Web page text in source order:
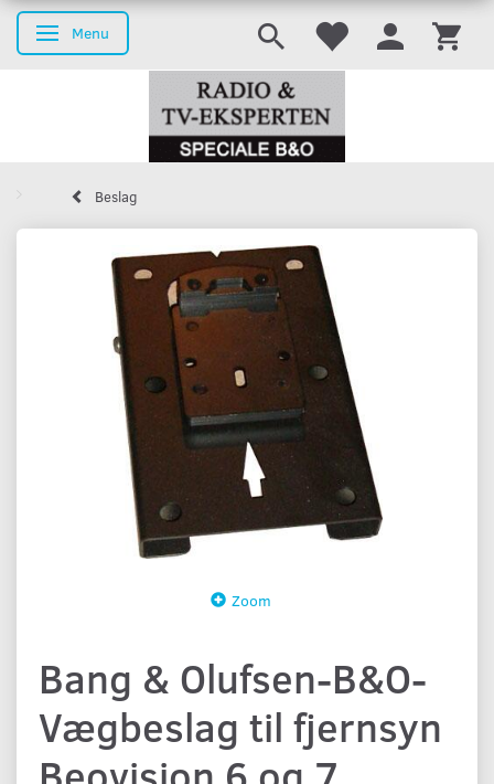
Skifte navigation
Menu
Beslag
Zoom
Bang & Olufsen-B&O-
Vægbeslag til fjernsyn